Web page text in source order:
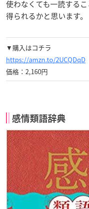
使わなくても一読する
得られるかと思います。
▼購入はコチラ
https://amzn.to/2UCQDqD
価格：2,160円
感情類語辞典